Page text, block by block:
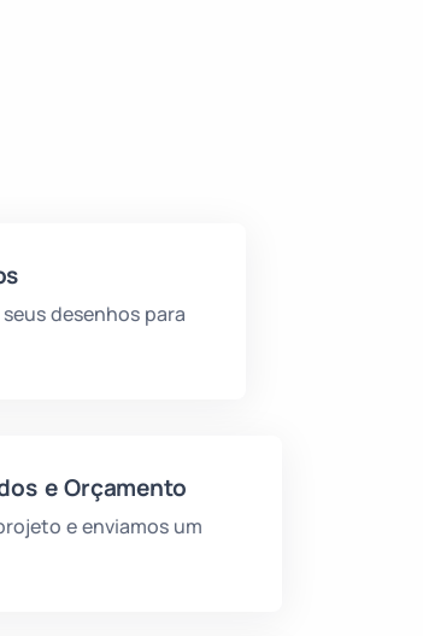
desenhos para
e Orçamento
e enviamos um